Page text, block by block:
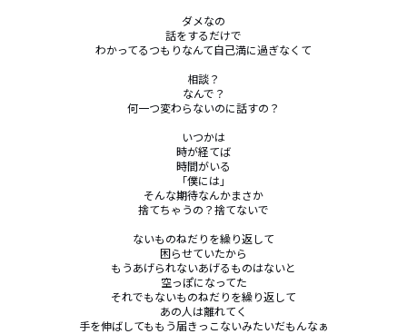
ダメなの
話をするだけで
わかってるつもりなんて自己満に過ぎなくて
相談？
なんで？
何一つ変わらないのに話すの？
いつかは
時が経てば
時間がいる
「僕には」
そんな期待なんかまさか
捨てちゃうの？捨てないで
ないものねだりを繰り返して
困らせていたから
もうあげられないあげるものはないと
空っぽになってた
それでもないものねだりを繰り返して
あの人は離れてく
手を伸ばしてももう届きっこないみたいだもんなぁ